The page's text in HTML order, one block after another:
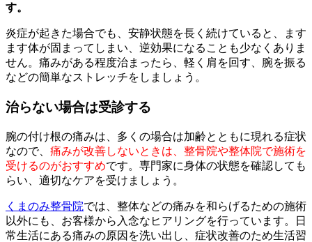
す。
炎症が起きた場合でも、安静状態を長く続けていると、ます
ます体が固まってしまい、逆効果になることも少なくありま
せん。痛みがある程度治まったら、軽く肩を回す、腕を振る
などの簡単なストレッチをしましょう。
治らない場合は受診する
腕の付け根の痛みは、多くの場合は加齢とともに現れる症状
なので、 痛みが改善しないときは、整骨院や整体院で施術を
受けるのがおすすめです。専門家に身体の状態を確認しても
らい、適切なケアを受けましょう。
くまのみ整骨院では、整体などの痛みを和らげるための施術
以外にも、お客様から入念なヒアリングを行っています。日
常生活にある痛みの原因を洗い出し、症状改善のため生活習